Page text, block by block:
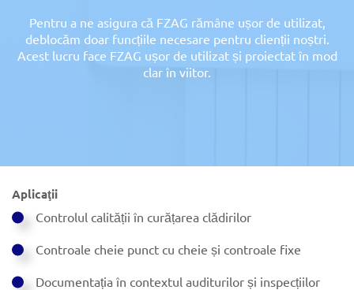
Pentru a ne asigura că FZAG rămâne ușor de utilizat,
deblocăm doar funcțiile necesare pentru clienții noștri.
Acest lucru face FZAG ușor de utilizat și proiectat în mod
clar în viitor.
Aplicaţii
Controlul calității în curățarea clădirilor
Controale cheie punct cu cheie și controale fixe
Documentația în contextul auditurilor și inspecțiilor